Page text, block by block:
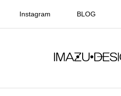
Instagram BLOG